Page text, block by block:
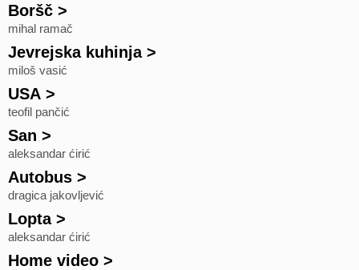
Boršč >
mihal ramač
Jevrejska kuhinja>
miloš vasić
USA >
teofil pančić
San >
aleksandar ćirić
Autobus >
dragica jakovljević
Lopta>
aleksandar ćirić
Home video >